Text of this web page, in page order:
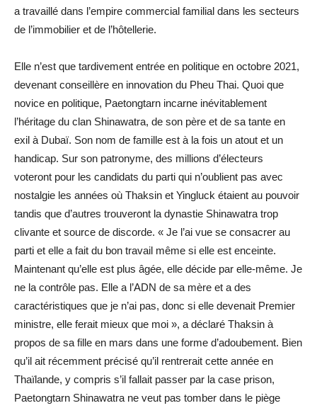
a travaillé dans l’empire commercial familial dans les secteurs
de l’immobilier et de l’hôtellerie.
Elle n’est que tardivement entrée en politique en octobre 2021,
devenant conseillère en innovation du Pheu Thai. Quoi que
novice en politique, Paetongtarn incarne inévitablement
l’héritage du clan Shinawatra, de son père et de sa tante en
exil à Dubaï. Son nom de famille est à la fois un atout et un
handicap. Sur son patronyme, des millions d’électeurs
voteront pour les candidats du parti qui n’oublient pas avec
nostalgie les années où Thaksin et Yingluck étaient au pouvoir
tandis que d’autres trouveront la dynastie Shinawatra trop
clivante et source de discorde. « Je l’ai vue se consacrer au
parti et elle a fait du bon travail même si elle est enceinte.
Maintenant qu’elle est plus âgée, elle décide par elle-même. Je
ne la contrôle pas. Elle a l’ADN de sa mère et a des
caractéristiques que je n’ai pas, donc si elle devenait Premier
ministre, elle ferait mieux que moi », a déclaré Thaksin à
propos de sa fille en mars dans une forme d’adoubement. Bien
qu’il ait récemment précisé qu’il rentrerait cette année en
Thaïlande, y compris s’il fallait passer par la case prison,
Paetongtarn Shinawatra ne veut pas tomber dans le piège